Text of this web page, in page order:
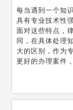
每当遇到一个知
具有专业技术性
面对这些特点，
同，在具体处理
大的区别，作为
更好的办理案件